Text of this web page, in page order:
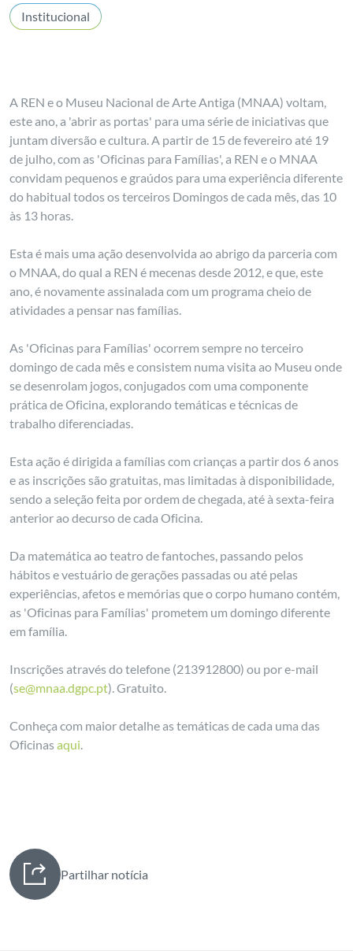
Institucional
A REN e o Museu Nacional de Arte Antiga (MNAA) voltam,
este ano, a 'abrir as portas' para uma série de iniciativas que
juntam diversão e cultura. A partir de 15 de fevereiro até 19
de julho, com as 'Oficinas para Famílias', a REN e o MNAA
convidam pequenos e graúdos para uma experiência diferente
do habitual todos os terceiros Domingos de cada mês, das 10
às 13 horas.
Esta é mais uma ação desenvolvida ao abrigo da parceria com
o MNAA, do qual a REN é mecenas desde 2012, e que, este
ano, é novamente assinalada com um programa cheio de
atividades a pensar nas famílias.
As 'Oficinas para Famílias' ocorrem sempre no terceiro
domingo de cada mês e consistem numa visita ao Museu onde
se desenrolam jogos, conjugados com uma componente
prática de Oficina, explorando temáticas e técnicas de
trabalho diferenciadas.
Esta ação é dirigida a famílias com crianças a partir dos 6 anos
e as inscrições são gratuitas, mas limitadas à disponibilidade,
sendo a seleção feita por ordem de chegada, até à sexta-feira
anterior ao decurso de cada Oficina.
Da matemática ao teatro de fantoches, passando pelos
hábitos e vestuário de gerações passadas ou até pelas
experiências, afetos e memórias que o corpo humano contém,
as 'Oficinas para Famílias' prometem um domingo diferente
em família.
Inscrições através do telefone (213912800) ou por e-mail
(se@mnaa.dgpc.pt). Gratuito.
Conheça com maior detalhe as temáticas de cada uma das
Oficinasaqui.
Partilhar notícia